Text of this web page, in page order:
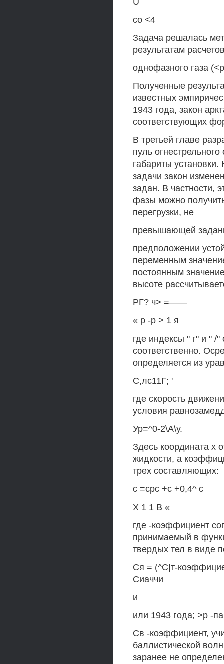
со <4
Задача решалась
результатам
однофазного газа
Полученные
известных
1943 года, закон
соответствующих
В третьей главе
пуль
габариты
задачи закон
задан. В частности,
фазы можно
перегрузки, не
превышающей
предположении
переменным
постоянным
высоте
РГ? ч> =——
« р -р > 1 я
где индексы " г" и " /
соответственно.
определяется из
С,лс11Г; '
где скорость
условия
Ур=^0-2\А\у.
Здесь координата х
жидкости, а
трех составляющих:
с =срс +с +0,4^ с
X 1 1 В «
где -коэффициент
принимаемый в
твердых тел в виде
Ся = (^С|т-
Сиаччи
и
или 1943 года; >р -
Св -коэффициент,
баллистической
заранее не